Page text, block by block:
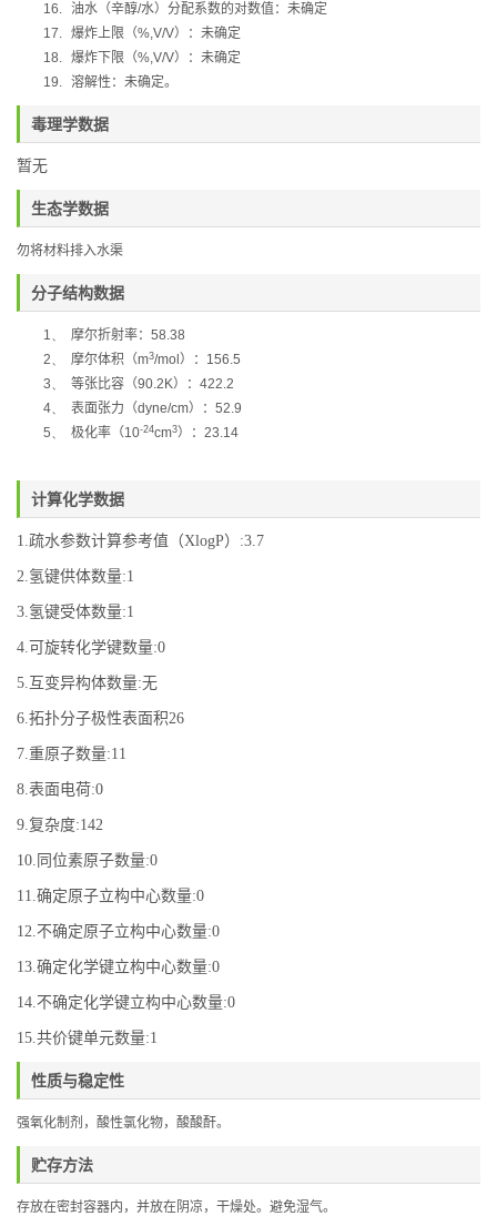
16. 油水（辛醇/水）分配系数的对数值：未确定
17. 爆炸上限（%,V/V）：未确定
18. 爆炸下限（%,V/V）：未确定
19. 溶解性：未确定。
毒理学数据
暂无
生态学数据
勿将材料排入水渠
分子结构数据
1、 摩尔折射率： 58.38
2、
摩尔体积（m3/mol ）： 156.5
3、
等张比容（90.2K）： 422.2
4、
表面张力（dyne/cm）： 52.9
5、
极化率 （10-24cm3）： 23.14
计算化学数据
1.疏水参数计算参考值（XlogP）:3.7
2.氢键供体数量:1
3.氢键受体数量:1
4.可旋转化学键数量:0
5.互变异构体数量:无
6.拓扑分子极性表面积26
7.重原子数量:11
8.表面电荷:0
9.复杂度:142
10.同位素原子数量:0
11.确定原子立构中心数量:0
12.不确定原子立构中心数量:0
13.确定化学键立构中心数量:0
14.不确定化学键立构中心数量:0
15.共价键单元数量:1
性质与稳定性
强氧化制剂，酸性氯化物，酸酸酐。
贮存方法
存放在密封容器内，并放在阴凉，干燥处。避免湿气。